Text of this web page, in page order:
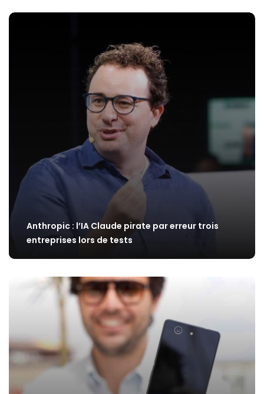
Anthropic : l’IA Claude pirate par erreur trois
entreprises lors de tests